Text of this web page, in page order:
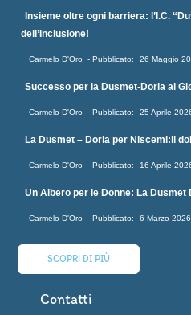
Insieme oltre ogni barriera: l’I.C.
dell’Inclusione!
Carmelo D'Oro 26 Maggio
Successo per la Dusmet-Doria ai
Carmelo D'Oro 25 Aprile
La Dusmet – Doria per Niscemi:il
Carmelo D'Oro 16 Aprile
Un Albero per le Donne: La Dusmet
Carmelo D'Oro 6 Marzo 2026
SCOPRI DI PIÙ
Contatti